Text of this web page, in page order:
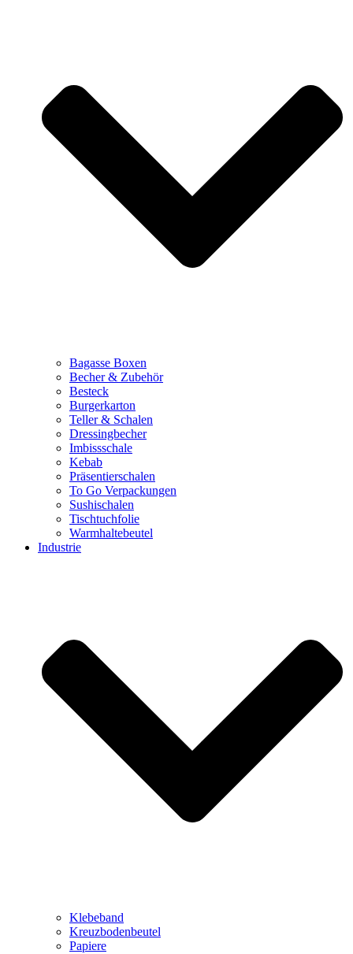
Bagasse Boxen
Becher & Zubehör
Besteck
Burgerkarton
Teller & Schalen
Dressingbecher
Imbissschale
Kebab
Präsentierschalen
To Go Verpackungen
Sushischalen
Tischtuchfolie
Warmhaltebeutel
Industrie
Klebeband
Kreuzbodenbeutel
Papiere